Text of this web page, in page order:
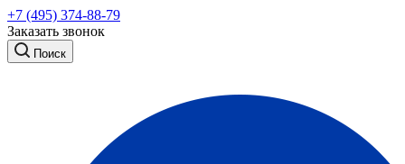
+7 (495) 374-88-79
Заказать звонок
Поиск